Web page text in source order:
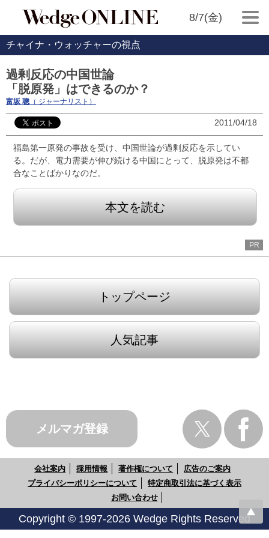
8/7(金)
チャイナ・ウォッチャーの視点
過剰反応の中国世論
「脱原発」はできるのか？
富坂 聰（ ジャーナリスト）
2011/04/18
福島第一原発の事故を受け、中国世論が過剰反応を示してい
る。だが、電力需要が伸び続ける中国にとって、脱原発は不都
合なことばかりなのだ。
本文を読む
PR
トップページ
人気記事
メルマガ登録
会社案内 採用情報 著作権について
広告のご案内
プライバシーポリシーについて
特定商取引法に基づく表示
お問い合わせ
Copyright © 1997-2026 Wedge Rights Reserved